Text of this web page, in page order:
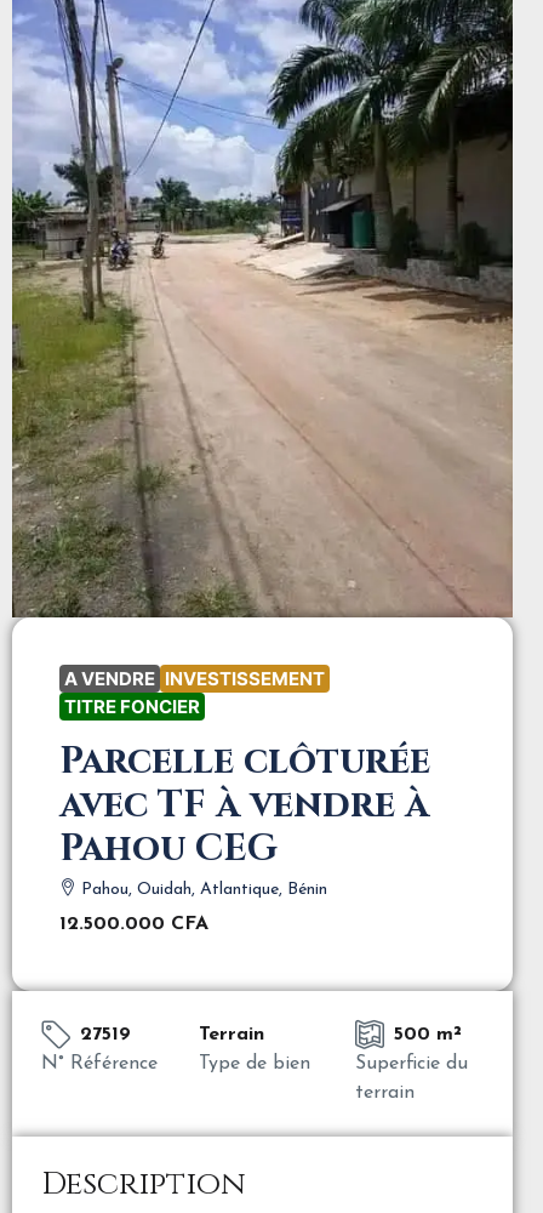
A VENDRE INVESTISSEMENT
TITRE FONCIER
Parcelle clôturée
avec TF à vendre à
Pahou CEG
Pahou, Ouidah, Atlantique, Bénin
12.500.000 CFA
27519
N° Référence
Terrain
Type de bien
500 m²
Superficie du
terrain
Description